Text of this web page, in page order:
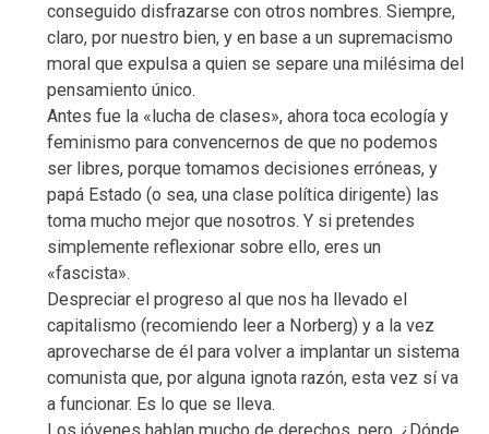
conseguido disfrazarse con otros nombres. Siempre,
claro, por nuestro bien, y en base a un supremacismo
moral que expulsa a quien se separe una milésima del
pensamiento único.
Antes fue la «lucha de clases», ahora toca ecología y
feminismo para convencernos de que no podemos
ser libres, porque tomamos decisiones erróneas, y
papá Estado (o sea, una clase política dirigente) las
toma mucho mejor que nosotros. Y si pretendes
simplemente reflexionar sobre ello, eres un
«fascista».
Despreciar el progreso al que nos ha llevado el
capitalismo (recomiendo leer a Norberg) y a la vez
aprovecharse de él para volver a implantar un sistema
comunista que, por alguna ignota razón, esta vez sí va
a funcionar. Es lo que se lleva.